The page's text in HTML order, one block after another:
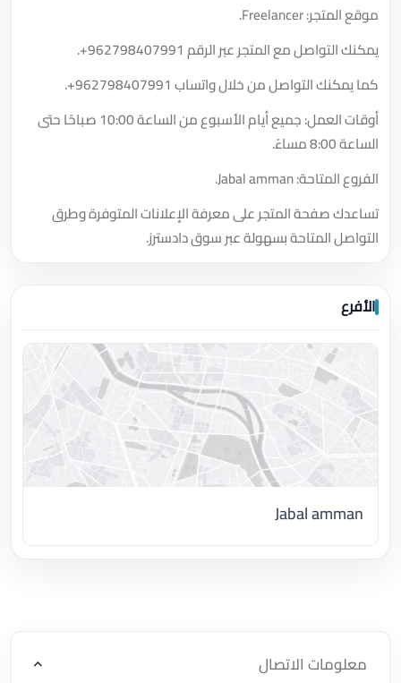
موقع المتجر: Freelancer.
يمكنك التواصل مع المتجر عبر الرقم +962798407991
.
كما يمكنك التواصل من خلال واتساب +962798407991
.
أوقات العمل: جميع أيام الأسبوع من الساعة 10:00 صباحًا حتى
الساعة 8:00 مساءً.
الفروع المتاحة: Jabal amman.
تساعدك صفحة المتجر على معرفة الإعلانات المتوفرة وطرق
التواصل المتاحة بسهولة عبر سوق دادسترز.
الأفرع
Jabal amman
معلومات الاتصال